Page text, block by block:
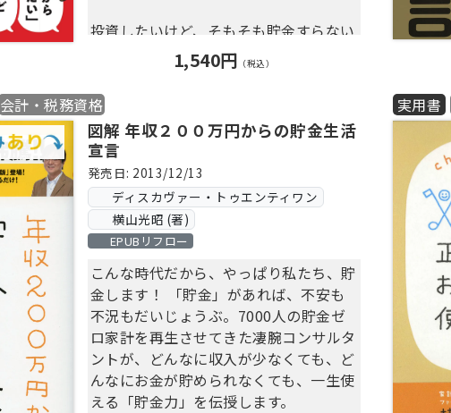
投資したいけど、そもそも貯金すらない
将来が心配だから、そろそろ貯金したい
人へ
なぜ、今、「貯める力」なのでしょう
か？
１つ目は、「リスク対策」
インフレなのに手取りは増えず、家計が
苦しい人が増えています。そのうえ、今
後の景気も不透明。
結局、収入がなくなったときに、乗り越
えられるかどうかは、メンタルの強さも
ありますが、「貯金があるかないか」も
大きいのです。
２つ目は、「お金を増やすため」
最近
「貯蓄から投資へ」 と言われます。
1,540円 （税込）
会計・税務資格
図解 年収２００万円からの貯金生活
宣言
発売日: 2013/12/13
ディスカヴァー・トゥエンティワン
横山光昭 (著)
EPUBリフロー
こんな時代だから、やっぱり私たち、貯
金します！ 「貯金」があれば、不安も
不況もだいじょうぶ。7000人の貯金ゼ
ロ家計を再生させてきた凄腕コンサルタ
ントが、どんなに収入が少なくても、ど
んなにお金が貯められなくても、一生使
える「貯金力」を伝授します。
実用書